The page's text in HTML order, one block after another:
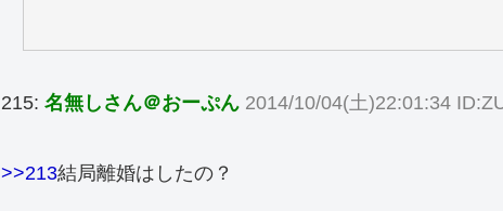
215: 名無しさん＠おーぷん 2014/10/04(土)22:01:34
>>213結局離婚はしたの？